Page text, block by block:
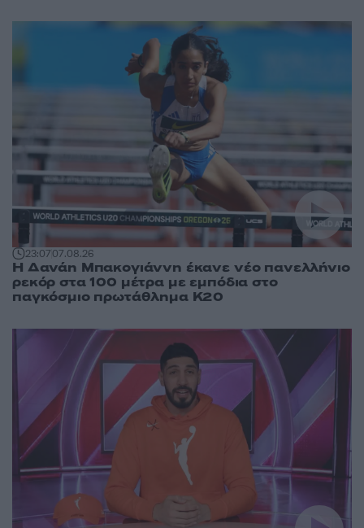
23:0707.08.26
Η Δανάη Μπακογιάννη έκανε νέο πανελλήνιο
ρεκόρ στα 100 μέτρα με εμπόδια στο
παγκόσμιο πρωτάθλημα Κ20